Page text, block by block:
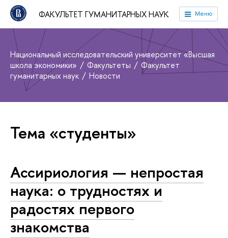
ФАКУЛЬТЕТ ГУМАНИТАРНЫХ НАУК Меню
Национальный исследовательский университет «Высшая
школа экономики»
Факультеты
Факультет
гуманитарных наук
Новости
Тема «студенты»
Ассириология — непростая
наука: о трудностях и
радостях первого
знакомства